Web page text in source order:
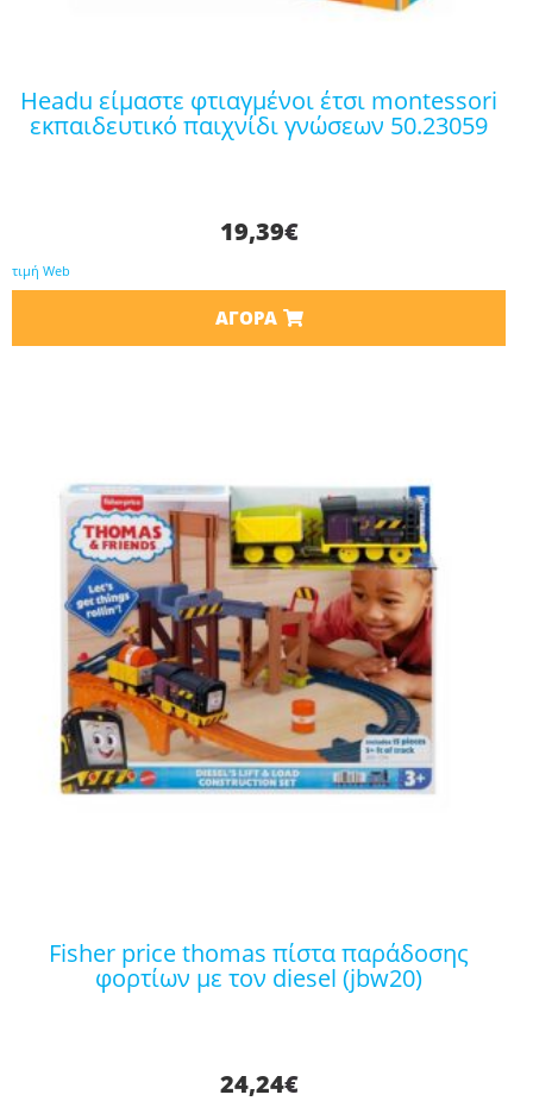
headu είμαστε φτιαγμένοι έτσι montessori
εκπαιδευτικό παιχνίδι γνώσεων 50.23059
19,39€
τιμή Web
ΑΓΟΡΆ
fisher price thomas πίστα παράδοσης
φορτίων με τον diesel (jbw20)
24,24€